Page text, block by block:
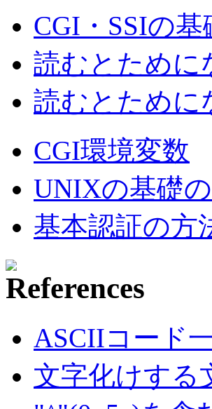
CGI・SSIの
読むとために
読むとために
CGI環境変数
UNIXの基礎
基本認証の方
ASCIIコード
文字化けする